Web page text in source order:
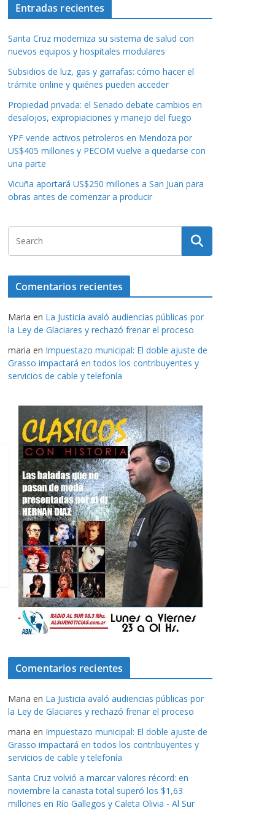
Entradas recientes
Santa Cruz moderniza su sistema de salud con
nuevos equipos y hospitales modulares
Subsidios de luz, gas y garrafas: cómo hacer el
trámite online y quiénes pueden acceder
Propiedad privada: el Senado debate cambios en
desalojos, expropiaciones y manejo del fuego
YPF vende activos petroleros en Mendoza por
US$405 millones y PECOM vuelve a quedarse con
una parte
Vicuña aportará US$250 millones a San Juan para
obras antes de comenzar a producir
Comentarios recientes
Maria en La Justicia avaló audiencias públicas por
la Ley de Glaciares y rechazó frenar el proceso
maria en Impuestazo municipal: El doble ajuste de
Grasso impactará en todos los contribuyentes y
servicios de cable y telefonía
Comentarios recientes
Maria en La Justicia avaló audiencias públicas por
la Ley de Glaciares y rechazó frenar el proceso
maria en Impuestazo municipal: El doble ajuste de
Grasso impactará en todos los contribuyentes y
servicios de cable y telefonía
Santa Cruz volvió a marcar valores récord: en
noviembre la canasta total superó los $1,63
millones en Río Gallegos y Caleta Olivia - Al Sur